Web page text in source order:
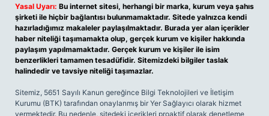
Yasal Uyarı: Bu internet sitesi, herhangi bir marka, kurum veya şahıs
şirketi ile hiçbir bağlantısı bulunmamaktadır. Sitede yalnızca kendi
hazırladığımız makaleler paylaşılmaktadır. Burada yer alan içerikler
haber niteliği taşımamakta olup, gerçek kurum ve kişiler hakkında
paylaşım yapılmamaktadır. Gerçek kurum ve kişiler ile isim
benzerlikleri tamamen tesadüfidir. Sitemizdeki bilgiler taslak
halindedir ve tavsiye niteliği taşımazlar.
Sitemiz, 5651 Sayılı Kanun gereğince Bilgi Teknolojileri ve İletişim
Kurumu (BTK) tarafından onaylanmış bir Yer Sağlayıcı olarak hizmet
vermektedir. Bu nedenle, sitedeki içerikleri proaktif olarak denetleme